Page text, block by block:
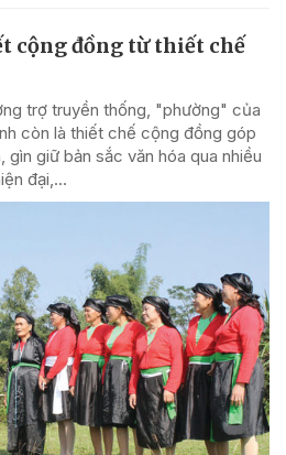
cộng đồng từ thiết chế
trợ truyền thống, "phường" của
còn là thiết chế cộng đồng góp
giữ bản sắc văn hóa qua nhiều
đại,...